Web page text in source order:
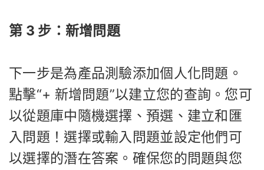
第 3 步：新增問題
下一步是為產品測驗添加個人化問題。
點擊“+ 新增問題”以建立您​​的查詢。您可
以從題庫中隨機選擇、預選、建立和匯
入問題！選擇或輸入問題並設定他們可
以選擇的潛在答案。確保您的問題與您